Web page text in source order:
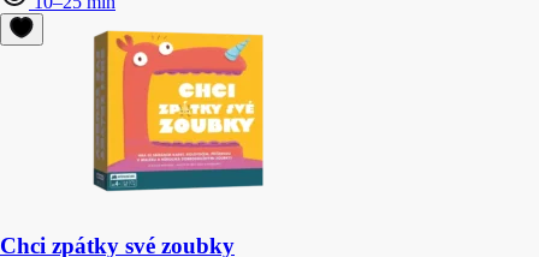
Chci zpátky své zoubky